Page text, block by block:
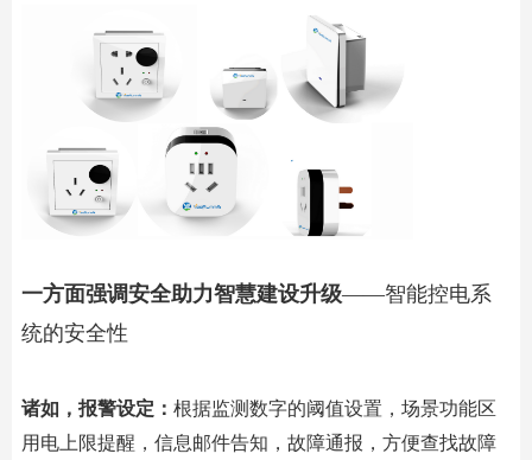
一方面强调安全助力智慧建设升级——智能控电系
统的安全性
诸如，报警设定： 根据监测数字的阈值设置，场景功能区
用电上限提醒，信息邮件告知，故障通报，方便查找故障